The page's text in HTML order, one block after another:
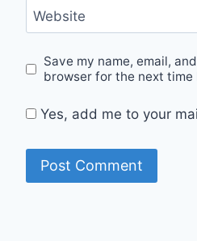
Website
Save my name, email,
browser for the next time
Yes, add me to your